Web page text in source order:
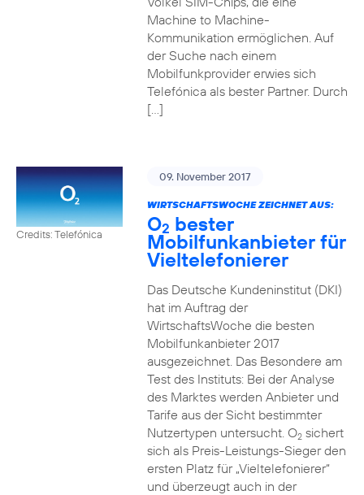
Machine to Machine-
Kommunikation ermöglichen. Auf
der Suche nach einem
Mobilfunkprovider erwies sich
Telefónica als bester Partner. Durch
[…]
Credits: Telefónica
09. November 2017
WIRTSCHAFTSWOCHE ZEICHNET AUS:
O2 bester
Mobilfunkanbieter für
Vieltelefonierer
Das Deutsche Kundeninstitut (DKI)
hat im Auftrag der
WirtschaftsWoche die besten
Mobilfunkanbieter 2017
ausgezeichnet. Das Besondere am
Test des Instituts: Bei der Analyse
des Marktes werden Anbieter und
Tarife aus der Sicht bestimmter
Nutzertypen untersucht. O2sichert
sich als Preis-Leistungs-Sieger den
ersten Platz für „Vieltelefonierer“
und überzeugt auch in der